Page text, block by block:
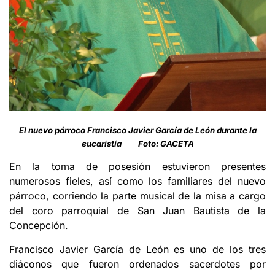
El nuevo párroco Francisco Javier García de León durante la
eucaristía Foto: GACETA
En la toma de posesión estuvieron presentes
numerosos fieles, así como los familiares del nuevo
párroco, corriendo la parte musical de la misa a cargo
del coro parroquial de San Juan Bautista de la
Concepción.
Francisco Javier García de León es uno de los tres
diáconos que fueron ordenados sacerdotes por